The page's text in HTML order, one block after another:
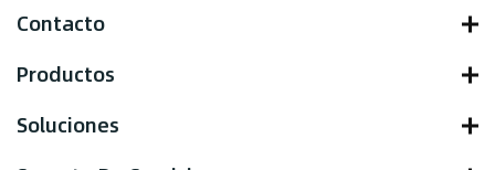
Contacto
Productos
Soluciones